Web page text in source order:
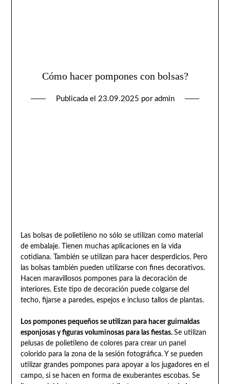
Cómo hacer pompones con bolsas?
Publicada el 23.09.2025 por admin
Las bolsas de polietileno no sólo se utilizan como material
de embalaje. Tienen muchas aplicaciones en la vida
cotidiana. También se utilizan para hacer desperdicios. Pero
las bolsas también pueden utilizarse con fines decorativos.
Hacen maravillosos pompones para la decoración de
interiores. Este tipo de decoración puede colgarse del
techo, fijarse a paredes, espejos e incluso tallos de plantas.
Los pompones pequeños se utilizan para hacer guirnaldas
esponjosas y figuras voluminosas para las fiestas. Se utilizan
pelusas de polietileno de colores para crear un panel
colorido para la zona de la sesión fotográfica. Y se pueden
utilizar grandes pompones para apoyar a los jugadores en el
campo, si se hacen en forma de exuberantes escobas. Se